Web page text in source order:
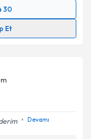
30
Et
e-posta ile
Devamı